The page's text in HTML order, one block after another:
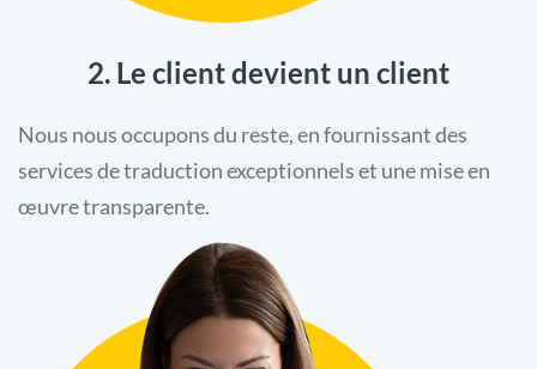
2. Le client devient un client
Nous nous occupons du reste, en fournissant des
services de traduction exceptionnels et une mise en
œuvre transparente.